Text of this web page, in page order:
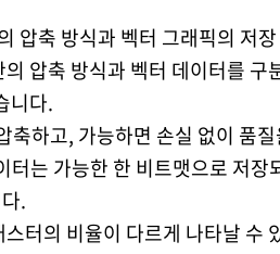
압축 방식과 벡터 그래픽의 저
압축 방식과 벡터 데이터를
니다.
축하고, 가능하면 손실 없이 품
터는 가능한 한 비트맷으로 저
.
터의 비율이 다르게 나타날 수